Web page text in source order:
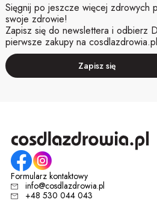
Sięgnij po jeszcze więcej zdrowych
swoje zdrowie!
Zapisz się do newslettera i odbierz
pierwsze zakupy na cosdlazdrowia.pl
Zapisz się
Formularz kontaktowy
info@cosdlazdrowia.pl
+48 530 044 043